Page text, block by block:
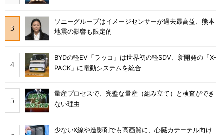
ソニーグループはイメージセンサーが過去最高益、熊本
地震の影響も限定的
BYDの軽EV「ラッコ」は世界初の軽SDV、新開発の「X-
PACK」に電動システムを統合
量産プロセスで、完璧な量産（組み立て）と検査ができ
ない理由
少ないX線や造影剤でも高画質に、心臓カテーテル向け